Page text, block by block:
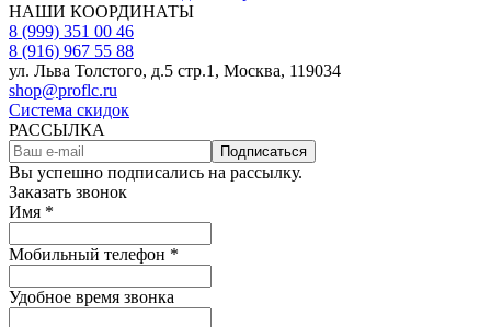
НАШИ КООРДИНАТЫ
8 (999) 351 00 46
8 (916) 967 55 88
ул. Льва Толстого, д.5 стр.1, Москва, 119034
shop@proflc.ru
Система скидок
РАССЫЛКА
Подписаться
Вы успешно подписались на рассылку.
Заказать звонок
Имя *
Мобильный телефон *
Удобное время звонка